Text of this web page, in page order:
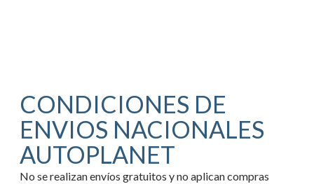
CONDICIONES DE
ENVIOS NACIONALES
AUTOPLANET
No se realizan envíos gratuitos y no aplican compras